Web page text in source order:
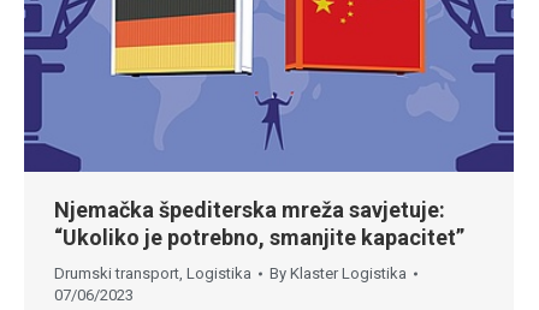
Njemačka špediterska mreža savjetuje:
“Ukoliko je potrebno, smanjite kapacitet”
Drumski transport Logistika By Klaster Logistika
07/06/2023